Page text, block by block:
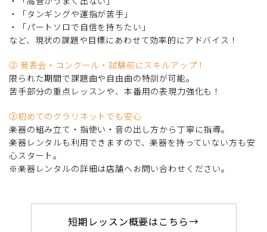
・「タンギングや運指が苦手」
・「パートソロで自信を持ちたい」
など、現状の課題や目標にあわせて効率的にアドバイス！
② 発表会・コンクール・試験前にスキルアップ！
限られた期間で課題曲や自由曲の特訓が可能。
苦手部分の重点レッスンや、本番用の表現力強化も！
③初めてのクラリネットでも安心
楽器の組み立て・指使い・音の出し方から丁寧に指導。
楽器レンタルも利用できますので、楽器を持っていない方も安
心スタート。
※楽器レンタルの詳細は店舗へお問い合わせください。
短期レッスン概要はこちら→